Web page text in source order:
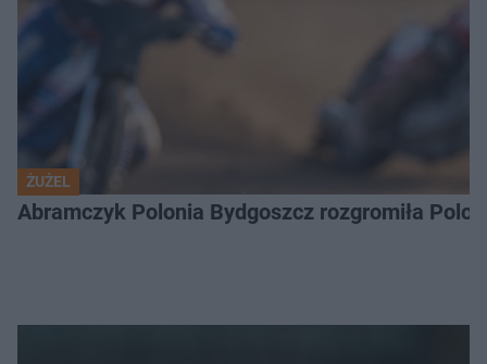
ŻUŻEL
Abramczyk Polonia Bydgoszcz rozgromiła